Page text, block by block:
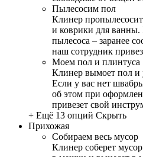
Пылесосим пол
Клинер
и коврики для ванны.
пылесоса – заранее
наш сотрудник
Моем пол и плинтуса
Клинер вымоет пол и
Если у вас нет
об этом при
привезет свой
+ Ещё 13 опций Скрыть
Прихожая
Собираем весь мусор
Клинер соберет